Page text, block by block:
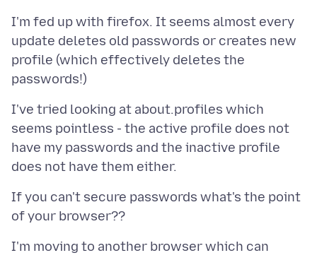
I'm fed up with firefox. It seems almost every
update deletes old passwords or creates new
profile (which effectively deletes the
I've tried looking at about.profiles which
seems pointless - the active profile does not
have my passwords and the inactive profile
If you can't secure passwords what's the point
I'm moving to another browser which can